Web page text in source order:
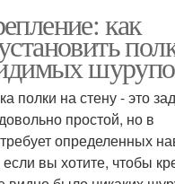
как
полки на стену - это
простой, но в
определенных
вы хотите, чтобы